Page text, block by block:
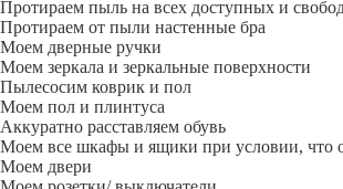
Протираем пыль на всех доступных и
Протираем от пыли настенные бра
Моем дверные ручки
Моем зеркала и зеркальные поверхности
Пылесосим коврик и пол
Моем пол и плинтуса
Аккуратно расставляем обувь
Моем все шкафы и ящики при условии, что
Моем двери